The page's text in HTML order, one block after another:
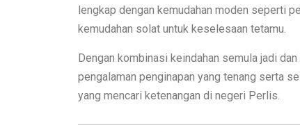
lengkap dengan kemudahan moden seperti
kemudahan solat untuk keselesaan tetamu.
Dengan kombinasi keindahan semula jadi
pengalaman penginapan yang tenang serta
yang mencari ketenangan di negeri Perlis.